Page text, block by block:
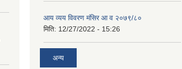
आय व्यय विवरण मंसिर आ व २०७९/८०
मिति: 12/27/2022 - 15:26
अन्य